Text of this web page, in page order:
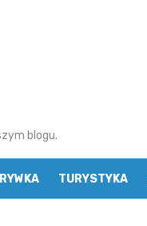
blogu.
TURYSTYKA